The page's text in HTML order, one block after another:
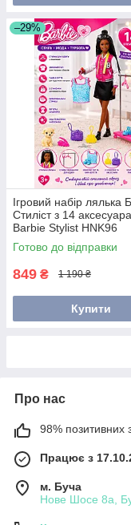
–29%
Ігровий набір лялька
Стиліст з 14
Barbie Stylist HNK96
Готово до відправки
849 ₴ 1 190 ₴
Купити
Про нас
98% позитивних з
Працює з
м. Буча
Нове Шосе 8а,